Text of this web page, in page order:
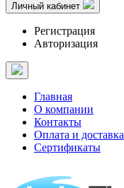
Личный кабинет
Регистрация
Авторизация
Главная
О компании
Контакты
Оплата и доставка
Сертификаты